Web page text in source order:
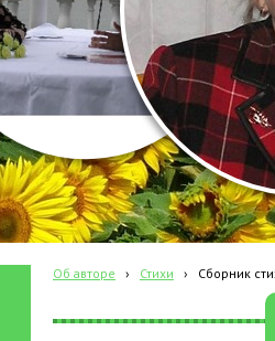
Об авторе › Стихи › Сборник